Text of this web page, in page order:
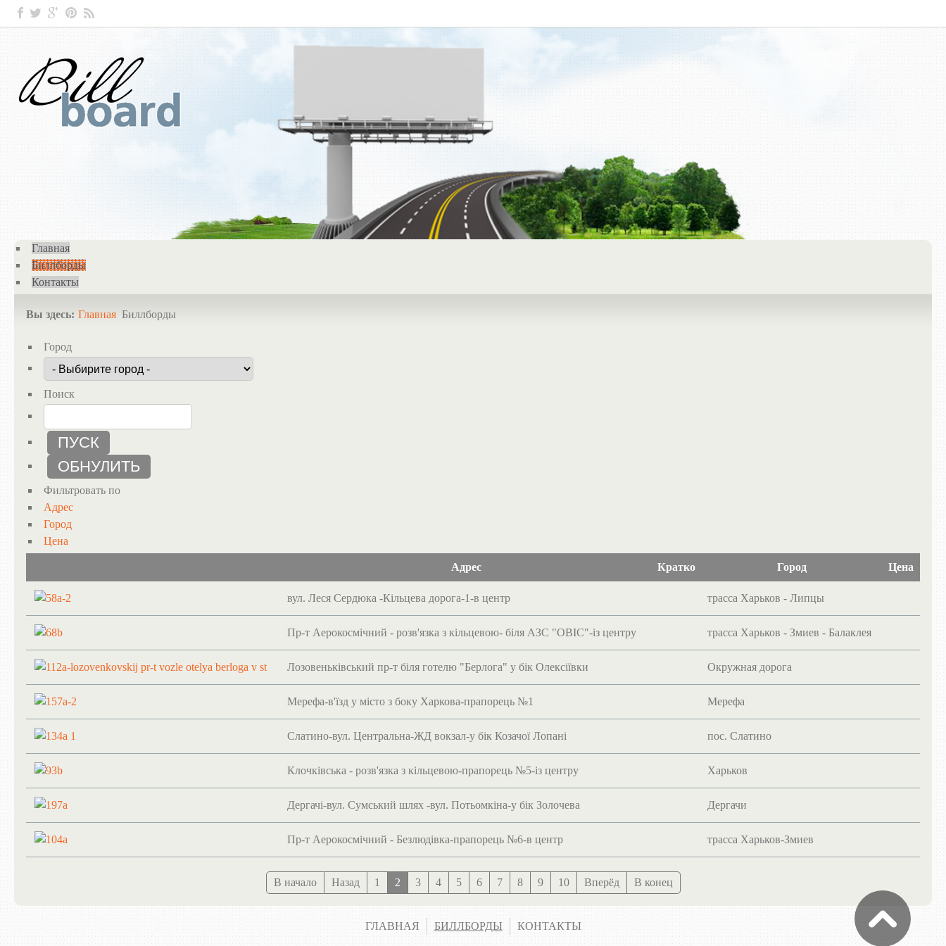
Главная
Биллборды
Контакты
Вы здесь: Главная Биллборды
Город
Поиск
Фильтровать по
Адрес
Город
Цена
Адрес Кратко Город Цена
вул. Леся Сердюка -Кільцева дорога-1-в центр трасса Харьков - Липцы
Пр-т Аерокосмічний - розв'язка з кільцевою- біля АЗС "ОВІС"-із центру трасса Харьков - Змиев - Балаклея
Лозовеньківський пр-т біля готелю "Берлога" у бік Олексіївки Окружная дорога
Мерефа-в'їзд у місто з боку Харкова-прапорець №1 Мерефа
Слатино-вул. Центральна-ЖД вокзал-у бік Козачої Лопані пос. Слатино
Клочківська - розв'язка з кільцевою-прапорець №5-із центру Харьков
Дергачі-вул. Сумський шлях -вул. Потьомкіна-у бік Золочева Дергачи
Пр-т Аерокосмічний - Безлюдівка-прапорець №6-в центр трасса Харьков-Змиев
В начало Назад 1 2 3 4 5 6 7 8 9 10 Вперёд В конец
ГЛАВНАЯ БИЛЛБОРДЫ КОНТАКТЫ